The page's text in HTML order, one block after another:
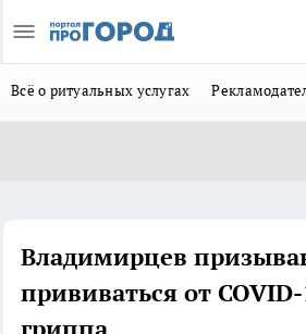
Всё о ритуальных услугах
Владимирцев
прививаться от